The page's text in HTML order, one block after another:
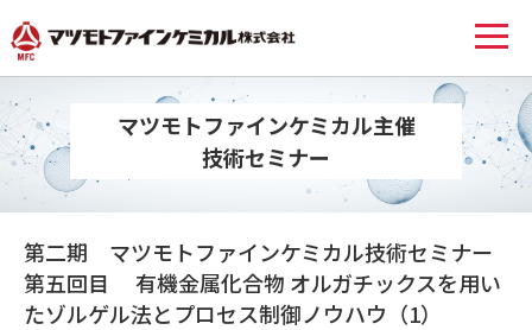
マツモトファインケミカル主催
技術セミナー
第二期 マツモトファインケミカル技術セミナー
第五回目 有機金属化合物 オルガチックスを用い
たゾルゲル法とプロセス制御ノウハウ（1）